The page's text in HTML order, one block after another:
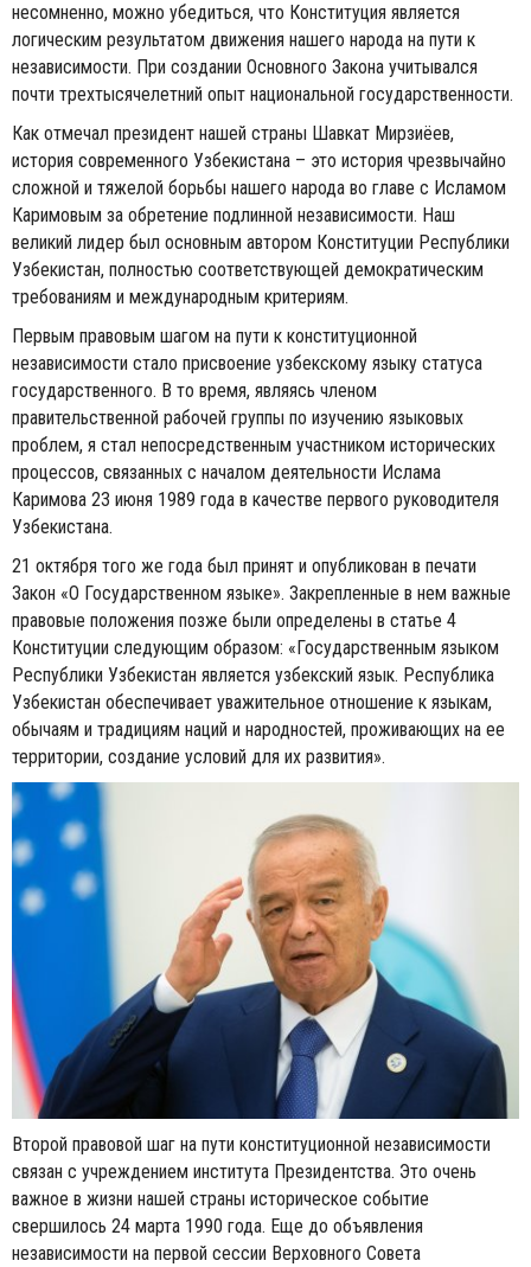
несомненно, можно убедиться, что Конституция является
логическим результатом движения нашего народа на пути к
независимости. При создании Основного Закона учитывался
почти трехтысячелетний опыт национальной государственности.
Как отмечал президент нашей страны Шавкат Мирзиёев,
история современного Узбекистана – это история чрезвычайно
сложной и тяжелой борьбы нашего народа во главе с Исламом
Каримовым за обретение подлинной независимости. Наш
великий лидер был основным автором Конституции Республики
Узбеки­стан, полностью соответствующей демократическим
требованиям и международным критериям.
Первым правовым шагом на пути к конституционной
независимости стало присвоение узбекскому языку статуса
государственного. В то время, являясь членом
правительственной рабочей группы по изучению языковых
проблем, я стал непосредственным участником исторических
процессов, связанных с началом деятельности Ислама
Каримова 23 июня 1989 года в качестве первого руководителя
Узбекистана.
21 октября того же года был принят и опубликован в печати
Закон «О Государственном языке». Закрепленные в нем важные
правовые положения позже были определены в статье 4
Конституции следующим образом: «Государственным языком
Республики Узбеки­стан является узбекский язык. Республика
Узбекистан обеспечивает уважительное отношение к языкам,
обычаям и традициям наций и народностей, проживающих на ее
территории, создание условий для их развития».
Второй правовой шаг на пути конституционной независимости
связан с учреждением института Президентства. Это очень
важное в жизни нашей страны историческое событие
свершилось 24 марта 1990 года. Еще до объявления
независимости на первой сессии Верховного Совета